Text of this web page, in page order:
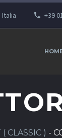
Italia +39
( CLASSIC ) -